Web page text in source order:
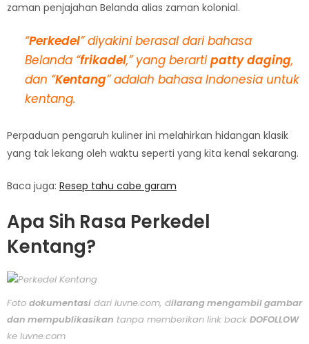
zaman penjajahan Belanda alias zaman kolonial.
“Perkedel” diyakini berasal dari bahasa
Belanda “frikadel,” yang berartipatty daging,
dan “Kentang” adalah bahasa Indonesia untuk
kentang.
Perpaduan pengaruh kuliner ini melahirkan hidangan klasik
yang tak lekang oleh waktu seperti yang kita kenal sekarang.
Baca juga: Resep tahu cabe garam
Apa Sih Rasa Perkedel
Kentang?
Foto dokumentasi dari luvne.com, dilarang mengambil gambar
dan mempublikasikan tanpa memberikan link back DOFOLLOW
ke luvne.com